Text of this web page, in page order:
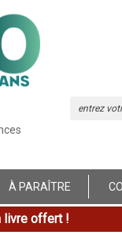
À PARAÎTRE
livre offert !